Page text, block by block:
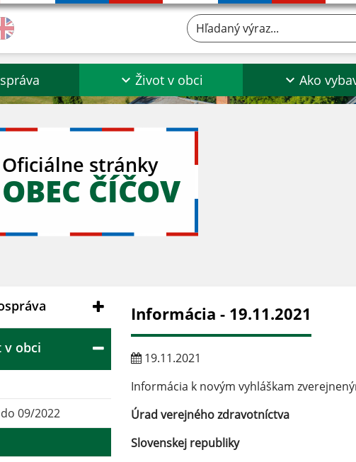
Hľadaný výraz...
Život v obci Ako
Oficiálne stránky
OBEC ČÍČOV
v obci
09/2022
Informácia - 19.11.2021
19.11.2021
Informácia k novým vyhláškam
Úrad verejného zdravotníctva
Slovenskej republiky